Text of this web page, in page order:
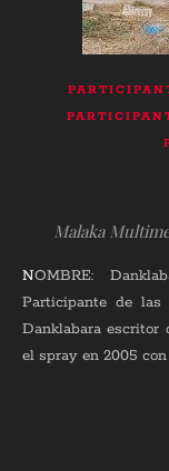
Malaka
NOMBRE: Danklabara LOCALIDAD: Almería BIOGRAFIA:
Participante de
Danklabara escritor
el spray en 2005 con